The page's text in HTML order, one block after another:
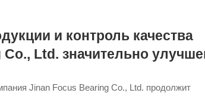
и контроль качества
Ltd. значительно
Jinan Focus Bearing Co., Ltd. продолжит